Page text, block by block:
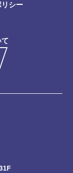
シー